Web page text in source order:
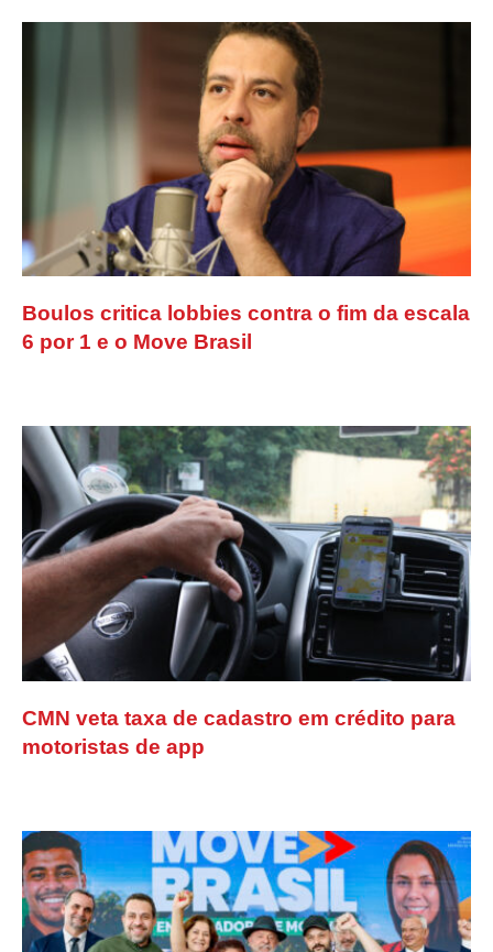
Boulos critica lobbies contra o fim da escala
6 por 1 e o Move Brasil
CMN veta taxa de cadastro em crédito para
motoristas de app